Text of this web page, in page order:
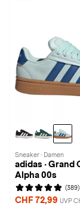
Sneaker · Damen
adidas · Grand
Alpha 00s
(389)
CHF 72,99 UVP